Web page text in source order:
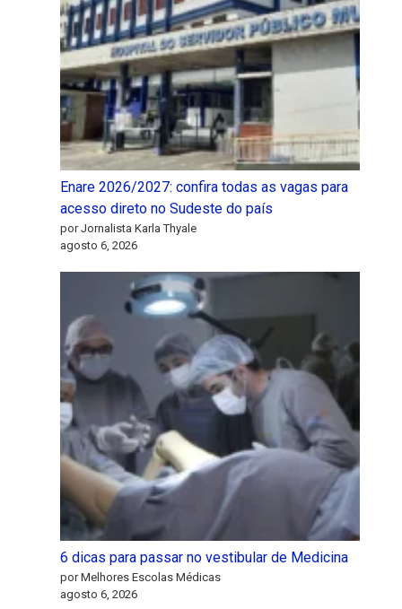
Enare 2026/2027: confira todas as vagas para
acesso direto no Sudeste do país
por Jornalista Karla Thyale
agosto 6, 2026
6 dicas para passar no vestibular de Medicina
por Melhores Escolas Médicas
agosto 6, 2026